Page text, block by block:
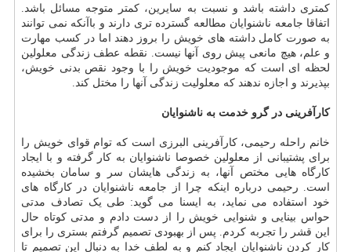
کمتری داشته باشد و نسبت به سایرین، کمتر متوجه مسائل باشد.
اتفاقا جامعه ناشنوایان مطالعه گسترده تری دارند و باآنکه نمی توانند
به صورت کامل داشته های خویش را بروز دهند اما در کسب مهارت
و علم، هیچ مانعی پیش روی آنها نیست. نقطه عطف زندگی معلولین
لحظه ای است که موجودیت خویش را با وجود نقص بدنی خویش،
بپذیرند و اجازه ندهند که معلولیت زندگی آنها را مختل کند.
کارآفرینی در گرو خدمت به ناشنوایان
خانم راحله رحیمی، کارآفرینی البرزی است که توام قوای خویش را
برای پشتیبانی از معلولین خصوصا ناشنوایان به کار گرفته و با ایجاد
کارگاه هایی مختص آنها، به زندگی هایشان سر و سامان بخشیده
است. رحیمی درباره اینکه چرا از جامعه ناشنوایان در کارگاه های
خود استفاده می نماید، به ایسنا می گوید: طی یک تصادف مدتی
حواس بینایی و شنوایی خویش را از دست دادم و مدتی کوتاه حال
این قشر را تجربه کردم. پس از بهبودی تصمیم گرفتم بستری را برای
کار کردن ناشنوایان ایجاد کنم و به لطف خدا به دنبال این تصمیم تا